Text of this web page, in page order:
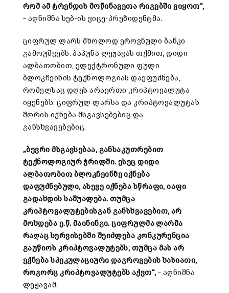
რომ ამ ტრენდის მოწინავეთა რიგებში ვიყოთ“,
– აღნიშნა სებ-ის ვიცე-პრეზიდენტმა.
ციფრულ ლარს მხოლოდ ეროვნული ბანკი
გამოუშვებს. პაპუნა ლეჟავას თქმით, დიდი
ალბათობით, ელექტრონული ფული
ბლოკჩეინის ტექნოლოგიას დაეფუძნება,
რომელსაც დღეს არაერთი კრიპტოვალუტა
იყენებს. ციფრულ ლარსა და კრიპტოვალუტას
შორის იქნება მსგავსებებიც და
განსხვავებებიც.
„ბევრი მსგავსებაა, განსაკუთრებით
ტექნოლოგიურ ჭრილში.ესეც დიდი
ალბათობით ბლოკჩეინზე იქნება
დაფუძნებული, ასევე იქნება სწრაფი,იაფი
გადახდის საშუალება.თუმცა
კრიპტოვალუტებისგან განსხვავებით, არ
მოხდება ე.წ. მაინინგი.ციფრულმა ლარმა
რაღაც სერვისებში შეიძლება კონკურენცია
გაუწიოს კრიპტოვალუტებს, თუმცა მას არ
ექნება სპეკულაციური დაგროვების ხასიათი,
როგორც კრიპტოვალუტებს აქვთ“,– აღნიშნა
ლეჟავამ.